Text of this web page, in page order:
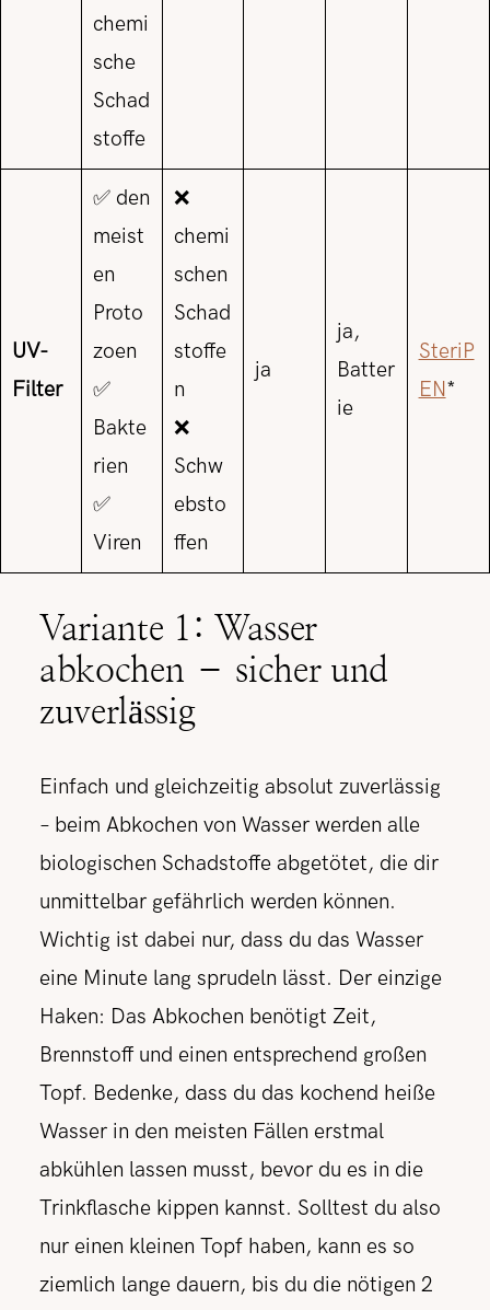
chemi
sche
Schad
stoffe
UV-
Filter
✅ den
meist
en
Proto
zoen
✅
Bakte
rien
✅
Viren
❌
chemi
schen
Schad
stoffe
n
❌
Schw
ebsto
ffen
ja
ja,
Batter
ie
SteriP
EN*
Variante 1: Wasser
abkochen – sicher und
zuverlässig
Einfach und gleichzeitig absolut zuverlässig
– beim Abkochen von Wasser werden alle
biologischen Schadstoffe abgetötet, die dir
unmittelbar gefährlich werden können.
Wichtig ist dabei nur, dass du das Wasser
eine Minute lang sprudeln lässt. Der einzige
Haken: Das Abkochen benötigt Zeit,
Brennstoff und einen entsprechend großen
Topf. Bedenke, dass du das kochend heiße
Wasser in den meisten Fällen erstmal
abkühlen lassen musst, bevor du es in die
Trinkflasche kippen kannst. Solltest du also
nur einen kleinen Topf haben, kann es so
ziemlich lange dauern, bis du die nötigen 2